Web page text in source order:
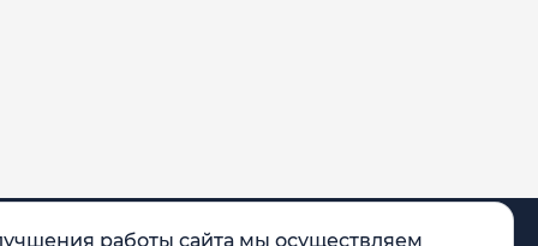
работы сайта мы осуществляем